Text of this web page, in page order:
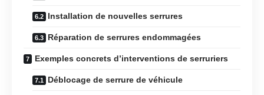
Installation de nouvelles serrures
Réparation de serrures endommagées
Exemples concrets d’interventions de serruriers
Déblocage de serrure de véhicule